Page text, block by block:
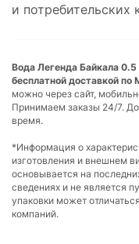
и потребительских
Вода Легенда Байкала 0.5
бесплатной доставкой по
можно через сайт,
Принимаем заказы 24/7.
время.
*Информация о
изготовления и внешнем
основывается на
сведениях и не является
упаковки может
компаний.